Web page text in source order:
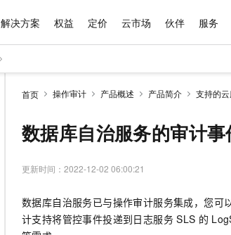
解决方案 权益 定价 云市场 伙伴 服务
首页 操作审计 产品概述 产品简介 支持的
数据库自治服务的审计事
更新时间： 2022-12-02 06:00:21
数据库自治服务已与操作审计服务集成，您可
计支持将管控事件投递到日志服务 SLS 的
千问AI平台
Qwen3.8-Max HOT Kimi-
精选产品
大模型服务与应用平台
多元化、高性能、安全可靠的大模型服务
无影云电脑
随时随地安全接入的云上超级电脑
提供智能易
人工智能
一站式AI
精选解决方案
企业级Agent产品，直接交付可用成果
HappyHorse 打造一站式影视创作平台
可视化编排打通从文字构思到成片全链路闭环
上传文档即
Hermes
自主进化
普惠上云
云服务器38元/年起，超值低价云产品抢先购
推荐新用户得奖励，单订单最高返9万
云工开物
高校专属算力普惠，学生认证享300元代金券
AI 特惠
至高享 1亿
Token
Qwen3.8-
产品定价
了解云产品的定价详情
云上成本管理
管理和优化成本
价格计
自助选配
价格优势
精选商城
多端小程序
观测云
数据与
手机三要
OCR 文字
成为销售伙伴
咨询伙伴
销售伙伴合作计划
无影生态合作计划
Salesforce On Alibaba Cloud
成为产
产品生态
售前咨询
售后服务
自助服务
在线服务
工单服务
企业增
专家技术
企业成
服务实践
为什么选择阿里云
技术领先
分析师报告
最佳实
云上奥运
看见新力